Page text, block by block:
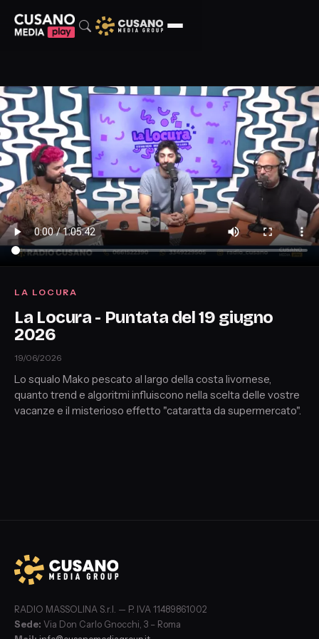
LA LOCURA
La Locura - Puntata del 19 giugno
2026
19/06/2026
Lo squalo Mako pescato al largo della costa livornese,
quanto trend e algoritmi influiscono nella scelta delle vostre
vacanze e il misterioso effetto "cataratta da supermercato".
RADIO MASSOLINA S.r.l. — P. IVA 11489861002
Sede: Via Don Carlo Gnocchi, 3 – Roma